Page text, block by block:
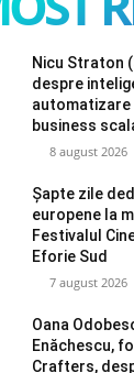
Nicu Straton
despre
automatizare
business
8 august 2026
Șapte zile
europene la
Festivalul
Eforie Sud
7 august 2026
Oana
Enăchescu,
Crafters,